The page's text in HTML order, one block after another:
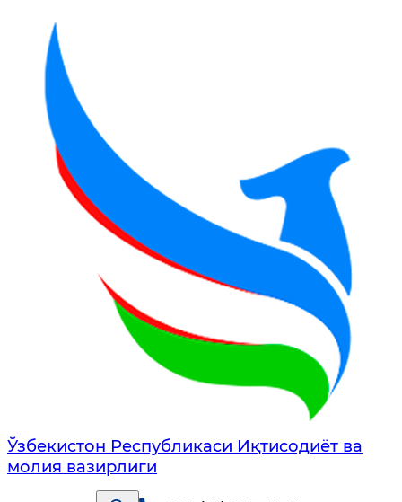
Ўзбекистон Республикаси Иқтисодиёт ва
молия вазирлиги